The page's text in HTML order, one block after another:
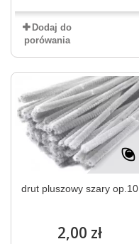
Dodaj do
porówania
drut pluszowy szary op.10
2,00 zł